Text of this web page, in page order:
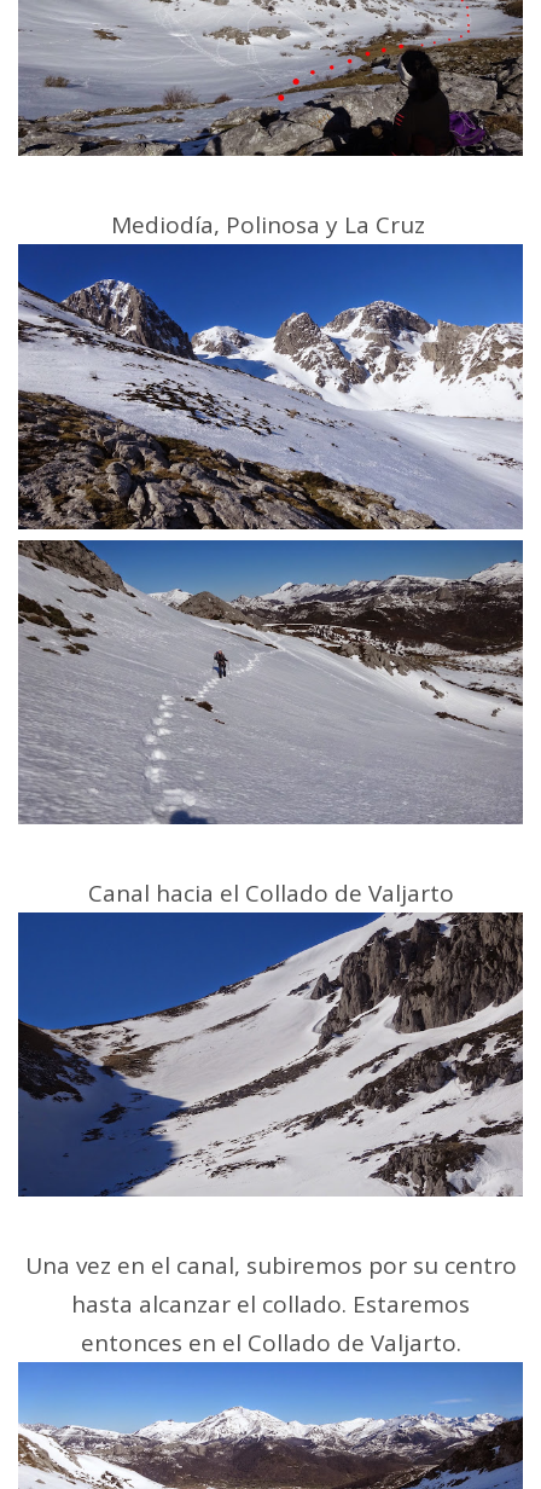
Mediodía, Polinosa y La Cruz
Canal hacia el Collado de Valjarto
Una vez en el canal, subiremos por su centro
hasta alcanzar el collado. Estaremos
entonces en el Collado de Valjarto.